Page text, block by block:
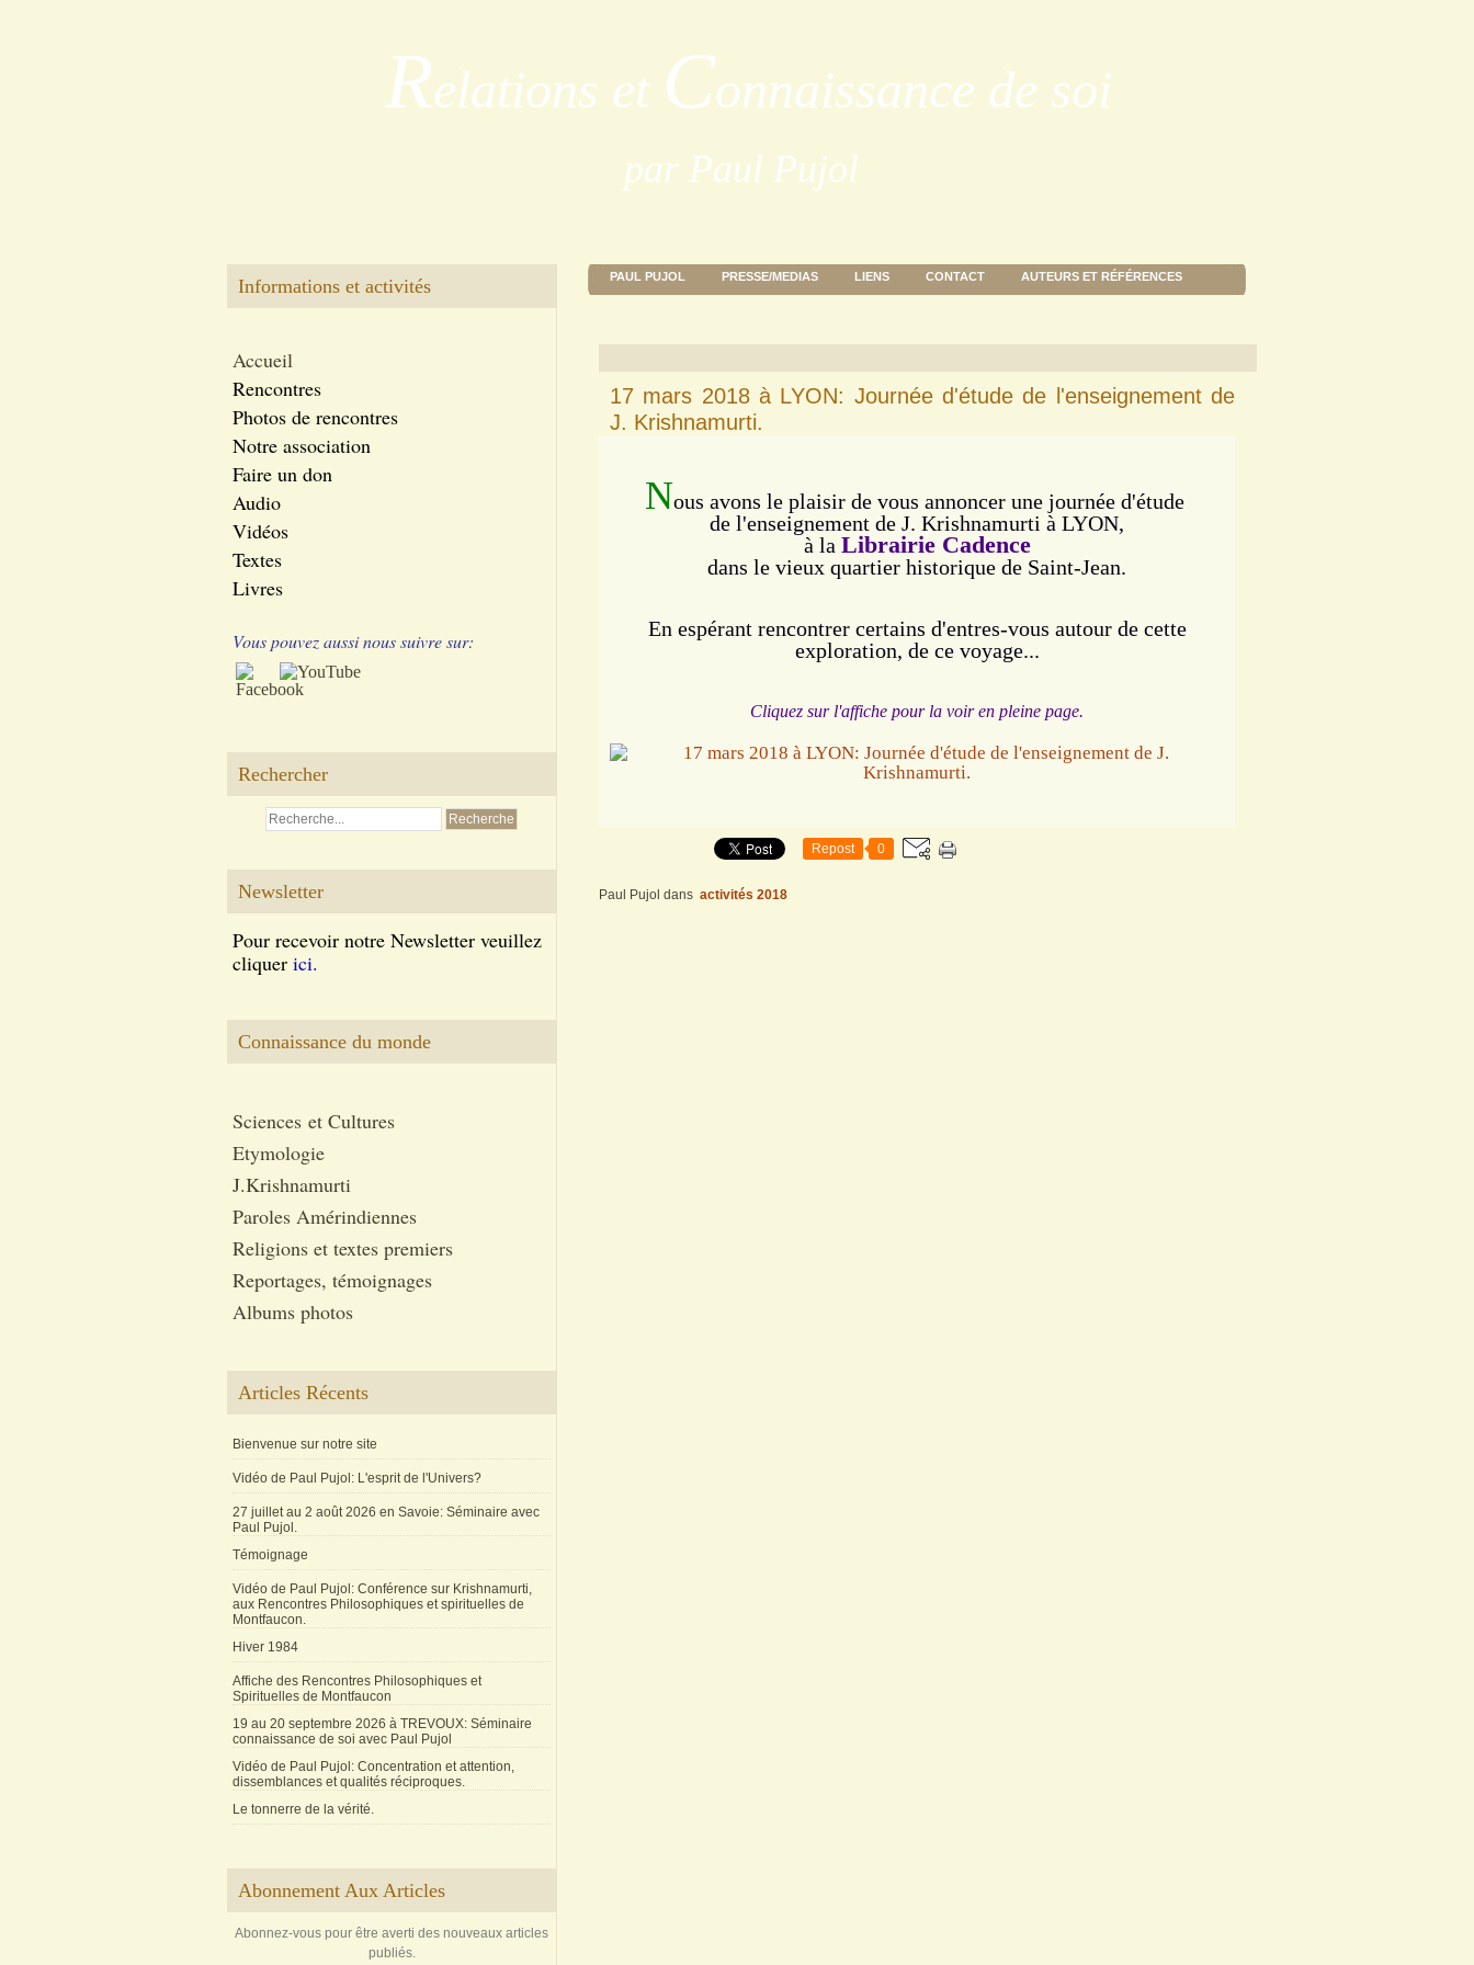
Relations et Connaissance de soi
par Paul Pujol
Informations et activités
Accueil
Rencontres
Photos de rencontres
Notre association
Faire un don
Audio
Vidéos
Textes
Livres
Vous pouvez aussi nous suivre sur:
Rechercher
Newsletter
Pour recevoir notre Newsletter veuillez
cliquer ici.
Connaissance du monde
Sciences et Cultures
Etymologie
J.Krishnamurti
Paroles Amérindiennes
Religions et textes premiers
Reportages, témoignages
Albums photos
Articles Récents
Bienvenue sur notre site
Vidéo de Paul Pujol: L'esprit de l'Univers?
27 juillet au 2 août 2026 en Savoie: Séminaire avec
Paul Pujol.
Témoignage
Vidéo de Paul Pujol: Conférence sur Krishnamurti,
aux Rencontres Philosophiques et spirituelles de
Montfaucon.
Hiver 1984
Affiche des Rencontres Philosophiques et
Spirituelles de Montfaucon
19 au 20 septembre 2026 à TREVOUX: Séminaire
connaissance de soi avec Paul Pujol
Vidéo de Paul Pujol: Concentration et attention,
dissemblances et qualités réciproques.
Le tonnerre de la vérité.
Abonnement Aux Articles
Abonnez-vous pour être averti des nouveaux articles
publiés.
PAUL PUJOL PRESSE/MEDIAS LIENS CONTACT AUTEURS ET RÉFÉRENCES
17 mars 2018 à LYON: Journée d'étude de l'enseignement de
J. Krishnamurti.
Nous avons le plaisir de vous annoncer une journée d'étude
de l'enseignement de J. Krishnamurti à LYON,
à la Librairie Cadence
dans le vieux quartier historique de Saint-Jean.
En espérant rencontrer certains d'entres-vous autour de cette
exploration, de ce voyage...
Cliquez sur l'affiche pour la voir en pleine page.
Repost 0
Paul Pujol dans activités 2018